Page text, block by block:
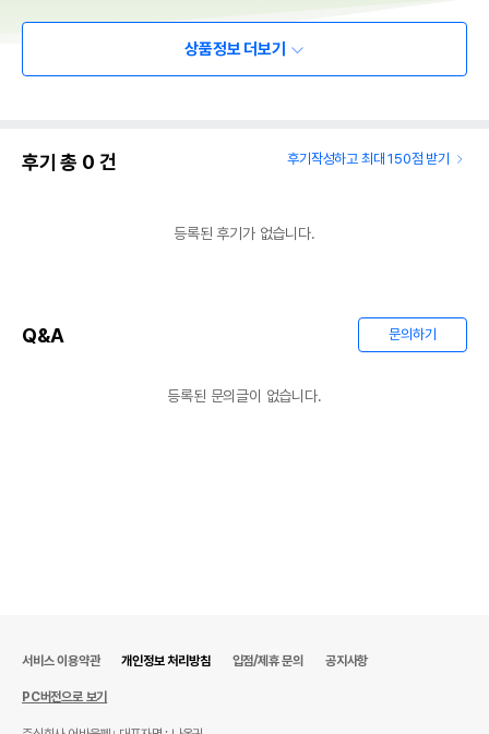
상품정보 더보기
후기 총 0 건 후기작성하고 최대 150점 받기
등록된 후기가 없습니다.
Q&A 문의하기
등록된 문의글이 없습니다.
서비스 이용약관 개인정보 처리방침 입점/제휴 문의 공지사항
PC버전으로 보기